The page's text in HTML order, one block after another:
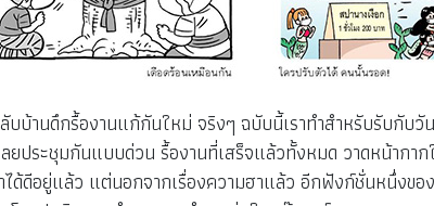
านดึกรื้องานแก้กันใหม่ จริงๆ ฉบับนี้เราทำสำหรับรับกับวั
ลยประชุมกันแบบด่วน รื้องานที่เสร็จแล้วทั้งหมด วาดหน้า
ด้ดีอยู่แล้ว แต่นอกจากเรื่องความฮาแล้ว อีกฟังก์ชั่นหนึ่งขอ